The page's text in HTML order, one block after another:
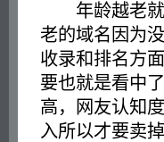
年龄越老就
老的域名因为
收录和排名方
要也就是看中
高，网友认知
入所以才要卖